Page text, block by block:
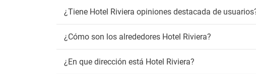
¿Tiene Hotel Riviera opiniones destacada de
¿Cómo son los alrededores Hotel Riviera?
¿En que dirección está Hotel Riviera?